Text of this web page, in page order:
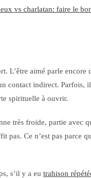
vs charlatan: faire le
L’être aimé parle encore
contact indirect. Parfois,
spirituelle à ouvrir.
très froide, partie avec
pas. Ce n’est pas parce
s’il y a eu trahison